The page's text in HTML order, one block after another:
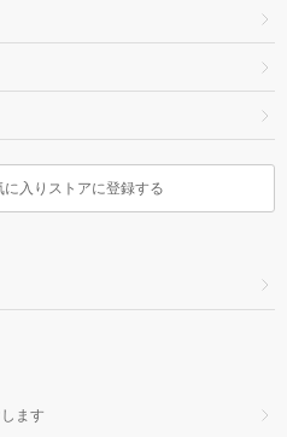
に入りストアに登録する
ます